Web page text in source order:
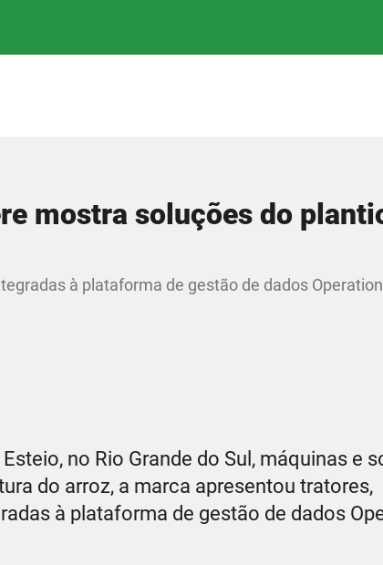
mostra soluções do
à plataforma de gestão de dados
no Rio Grande do Sul, máquinas e
do arroz, a marca apresentou tratores,
à plataforma de gestão de dados